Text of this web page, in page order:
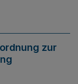
zur